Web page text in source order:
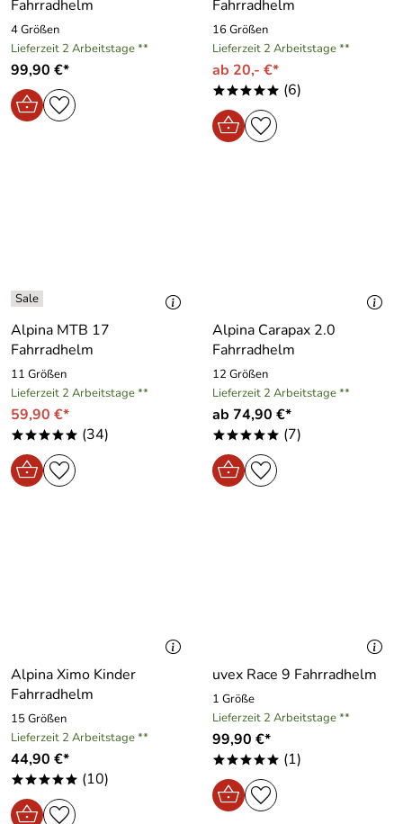
Fahrradhelm
4 Größen
Lieferzeit 2 Arbeitstage **
99,90 €*
Fahrradhelm
16 Größen
Lieferzeit 2 Arbeitstage **
ab 20,- €*
***** (6)
Alpina MTB 17
Fahrradhelm
11 Größen
Lieferzeit 2 Arbeitstage **
59,90 €*
***** (34)
Alpina Carapax 2.0
Fahrradhelm
12 Größen
Lieferzeit 2 Arbeitstage **
ab 74,90 €*
***** (7)
Alpina Ximo Kinder
Fahrradhelm
15 Größen
Lieferzeit 2 Arbeitstage **
44,90 €*
***** (10)
uvex Race 9 Fahrradhelm
1 Größe
Lieferzeit 2 Arbeitstage **
99,90 €*
***** (1)